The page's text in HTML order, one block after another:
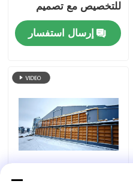
للتخصيص مع تصميم
هيكلي قوي لتربية الدجاج
إرسال استفسار